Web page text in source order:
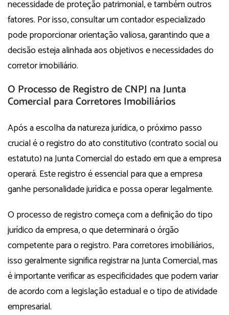
necessidade de proteção patrimonial, e também outros
fatores. Por isso, consultar um contador especializado
pode proporcionar orientação valiosa, garantindo que a
decisão esteja alinhada aos objetivos e necessidades do
corretor imobiliário.
O Processo de Registro de CNPJ na Junta
Comercial para Corretores Imobiliários
Após a escolha da natureza jurídica, o próximo passo
crucial é o registro do ato constitutivo (contrato social ou
estatuto) na Junta Comercial do estado em que a empresa
operará. Este registro é essencial para que a empresa
ganhe personalidade jurídica e possa operar legalmente.
O processo de registro começa com a definição do tipo
jurídico da empresa, o que determinará o órgão
competente para o registro. Para corretores imobiliários,
isso geralmente significa registrar na Junta Comercial, mas
é importante verificar as especificidades que podem variar
de acordo com a legislação estadual e o tipo de atividade
empresarial.